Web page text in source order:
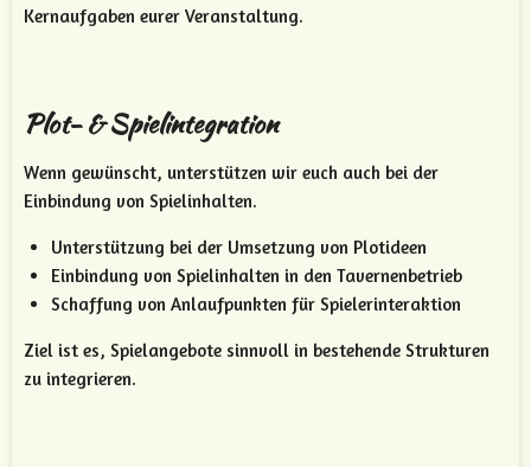
Kernaufgaben eurer Veranstaltung.
Plot- & Spielintegration
Wenn gewünscht, unterstützen wir euch auch bei der
Einbindung von Spielinhalten.
Unterstützung bei der Umsetzung von Plotideen
Einbindung von Spielinhalten in den Tavernenbetrieb
Schaffung von Anlaufpunkten für Spielerinteraktion
Ziel ist es, Spielangebote sinnvoll in bestehende Strukturen
zu integrieren.